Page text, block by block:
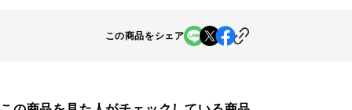
この商品をシェア